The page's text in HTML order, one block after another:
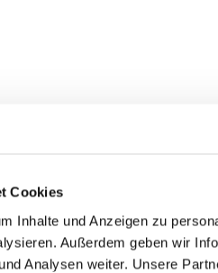
Cookies
Inhalte und Anzeigen zu
Außerdem geben wir
Analysen weiter. Unsere